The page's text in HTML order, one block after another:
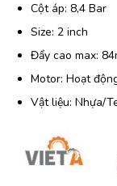
Cột áp: 8,4 Bar
Size: 2 inch
Đẩy cao max:
Motor: Hoạt
Vật liệu: Nhựa/